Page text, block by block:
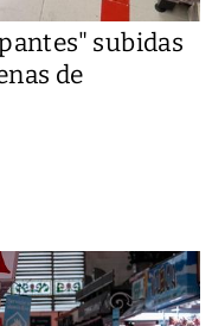
subidas
de